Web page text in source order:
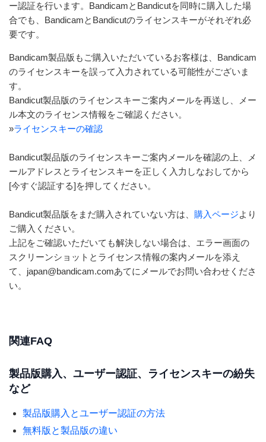
ー認証を行います。BandicamとBandicutを同時に購入した場
合でも、BandicamとBandicutのライセンスキーがそれぞれ必
要です。
Bandicam製品版もご購入いただいているお客様は、Bandicam
のライセンスキーを誤って入力されている可能性がございま
す。
Bandicut製品版のライセンスキーご案内メールを再送し、メー
ル本文のライセンス情報をご確認ください。
»ライセンスキーの確認
Bandicut製品版のライセンスキーご案内メールを確認の上、メ
ールアドレスとライセンスキーを正しく入力しなおしてから
[今すぐ認証する]を押してください。
Bandicut製品版をまだ購入されていない方は、 購入ページより
ご購入ください。
上記をご確認いただいても解決しない場合は、エラー画面の
スクリーンショットとライセンス情報の案内メールを添え
て、japan@bandicam.comあてにメールでお問い合わせくださ
い。
関連FAQ
製品版購入、ユーザー認証、ライセンスキーの紛失
など
製品版購入とユーザー認証の方法
無料版と製品版の違い